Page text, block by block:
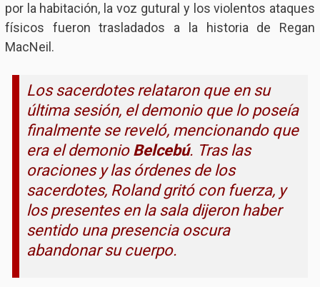
por la habitación, la voz gutural y los violentos ataques
físicos fueron trasladados a la historia de Regan
MacNeil.
Los sacerdotes relataron que en su
última sesión, el demonio que lo poseía
finalmente se reveló, mencionando que
era el demonio Belcebú. Tras las
oraciones y las órdenes de los
sacerdotes, Roland gritó con fuerza, y
los presentes en la sala dijeron haber
sentido una presencia oscura
abandonar su cuerpo.